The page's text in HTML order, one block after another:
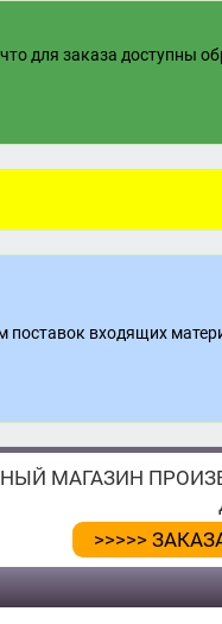
для заказа доступны
поставок входящих
МАГАЗИН
>>>>>